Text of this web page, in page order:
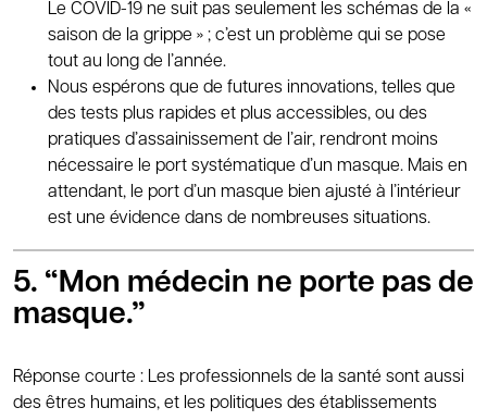
Le COVID-19 ne suit pas seulement les schémas de la «
saison de la grippe » ; c’est un problème qui se pose
tout au long de l’année.
Nous espérons que de futures innovations, telles que
des tests plus rapides et plus accessibles, ou des
pratiques d’assainissement de l’air, rendront moins
nécessaire le port systématique d’un masque. Mais en
attendant, le port d’un masque bien ajusté à l’intérieur
est une évidence dans de nombreuses situations.
5. “Mon médecin ne porte pas de
masque.”
Réponse courte : Les professionnels de la santé sont aussi
des êtres humains, et les politiques des établissements